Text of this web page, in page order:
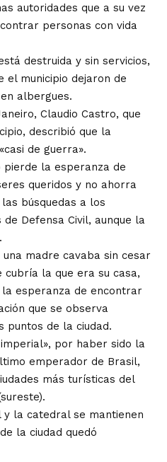
autoridades que a su vez
personas con vida
destruida y sin servicios,
el municipio dejaron de
albergues.
Claudio Castro, que
describió que la
de guerra».
pierde la esperanza de
queridos y no ahorra
búsquedas a los
Defensa Civil, aunque la
madre cavaba sin cesar
cubría la que era su casa,
esperanza de encontrar
que se observa
puntos de la ciudad.
por haber sido la
emperador de Brasil,
más turísticas del
y la catedral se mantienen
la ciudad quedó